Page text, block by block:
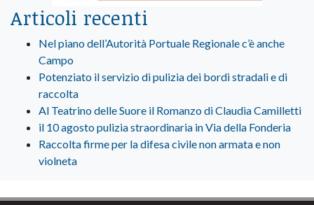
Articoli recenti
Nel piano dell’Autorità Portuale Regionale c’è anche
Campo
Potenziato il servizio di pulizia dei bordi stradali e di
raccolta
Al Teatrino delle Suore il Romanzo di Claudia Camilletti
il 10 agosto pulizia straordinaria in Via della Fonderia
Raccolta firme per la difesa civile non armata e non
violneta